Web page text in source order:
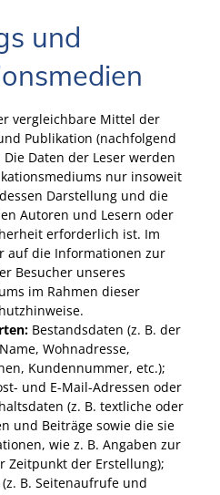
und
vergleichbare Mittel der
Publikation (nachfolgend
Daten der Leser werden
nur insoweit
Darstellung und die
Autoren und Lesern oder
erforderlich ist. Im
auf die Informationen zur
Besucher unseres
im Rahmen dieser
Bestandsdaten (z. B. der
Wohnadresse,
Kundennummer, etc.);
und E-Mail-Adressen oder
(z. B. textliche oder
und Beiträge sowie die sie
wie z. B. Angaben zur
Zeitpunkt der Erstellung);
B. Seitenaufrufe und